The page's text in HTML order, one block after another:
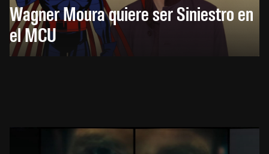
Wagner Moura quiere ser Siniestro en
el MCU